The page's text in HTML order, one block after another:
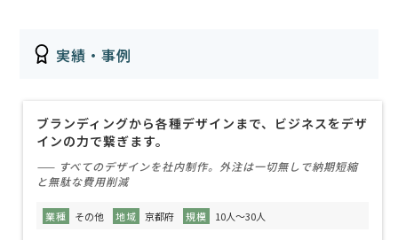
実績・事例
ブランディングから各種デザインまで、ビジネスをデザ
インの力で繋ぎます。
—— すべてのデザインを社内制作。外注は一切無しで納期短縮
と無駄な費用削減
業種 その他 地域 京都府 規模 10人～30人